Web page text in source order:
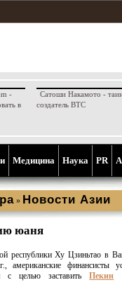
-
в
Сатоши Накамото -
создатель BTC
Медицина Наука PR
» Новости Азии
юаня
республики Ху Цзиньтао в
американские финансисты
с целью заставитьПекин